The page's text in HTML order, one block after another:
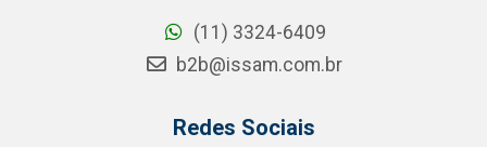
(11) 3324-6409
b2b@issam.com.br
Redes Sociais